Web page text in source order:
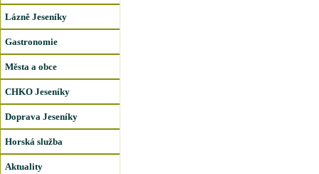
Lázně Jeseníky
Gastronomie
Města a obce
CHKO Jeseníky
Doprava Jeseníky
Horská služba
Aktuality